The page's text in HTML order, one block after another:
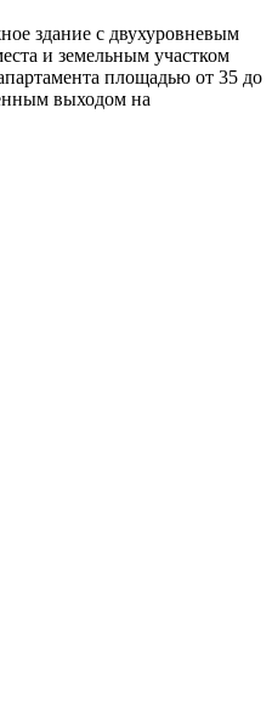
здание с двухуровневым
и земельным участком
площадью от 35 до
выходом на